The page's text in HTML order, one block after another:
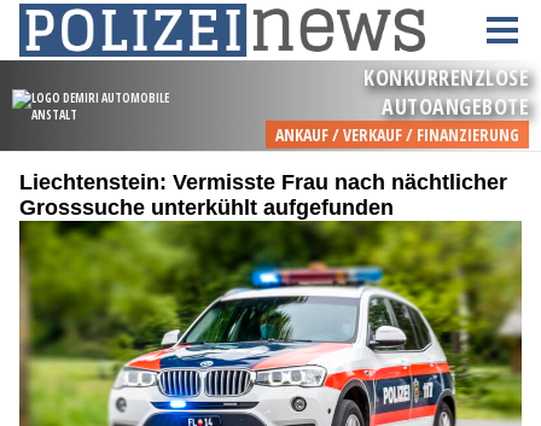
Liechtenstein: Vermisste Frau nach nächtlicher
Grosssuche unterkühlt aufgefunden